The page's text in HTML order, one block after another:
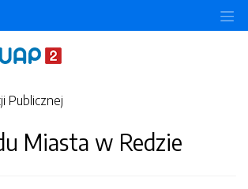
Publicznej
Miasta w Redzie